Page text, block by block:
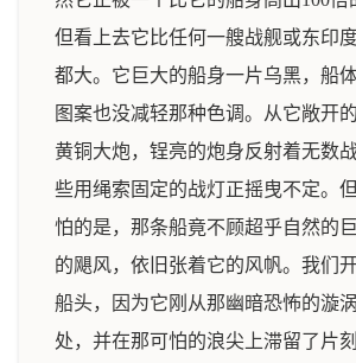
但看上去它比任何一艘战舰或东印
都大。它巨大的船身一片乌黑，船
图案也没减轻那种色调。从它敞开
黄铜大炮，锃亮的炮身反射着无数
些用绳索固定的战灯正摇曳不定。
怕的是，那条船竟不顾超乎自然的
的飓风，依旧张着它的风帆。我们
船头，因为它刚从那幽暗恐怖的漩
处，并在那可怕的浪尖上滞留了片